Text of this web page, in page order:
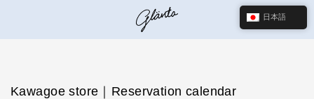
Kawagoe store｜Reservation calendar
日本語